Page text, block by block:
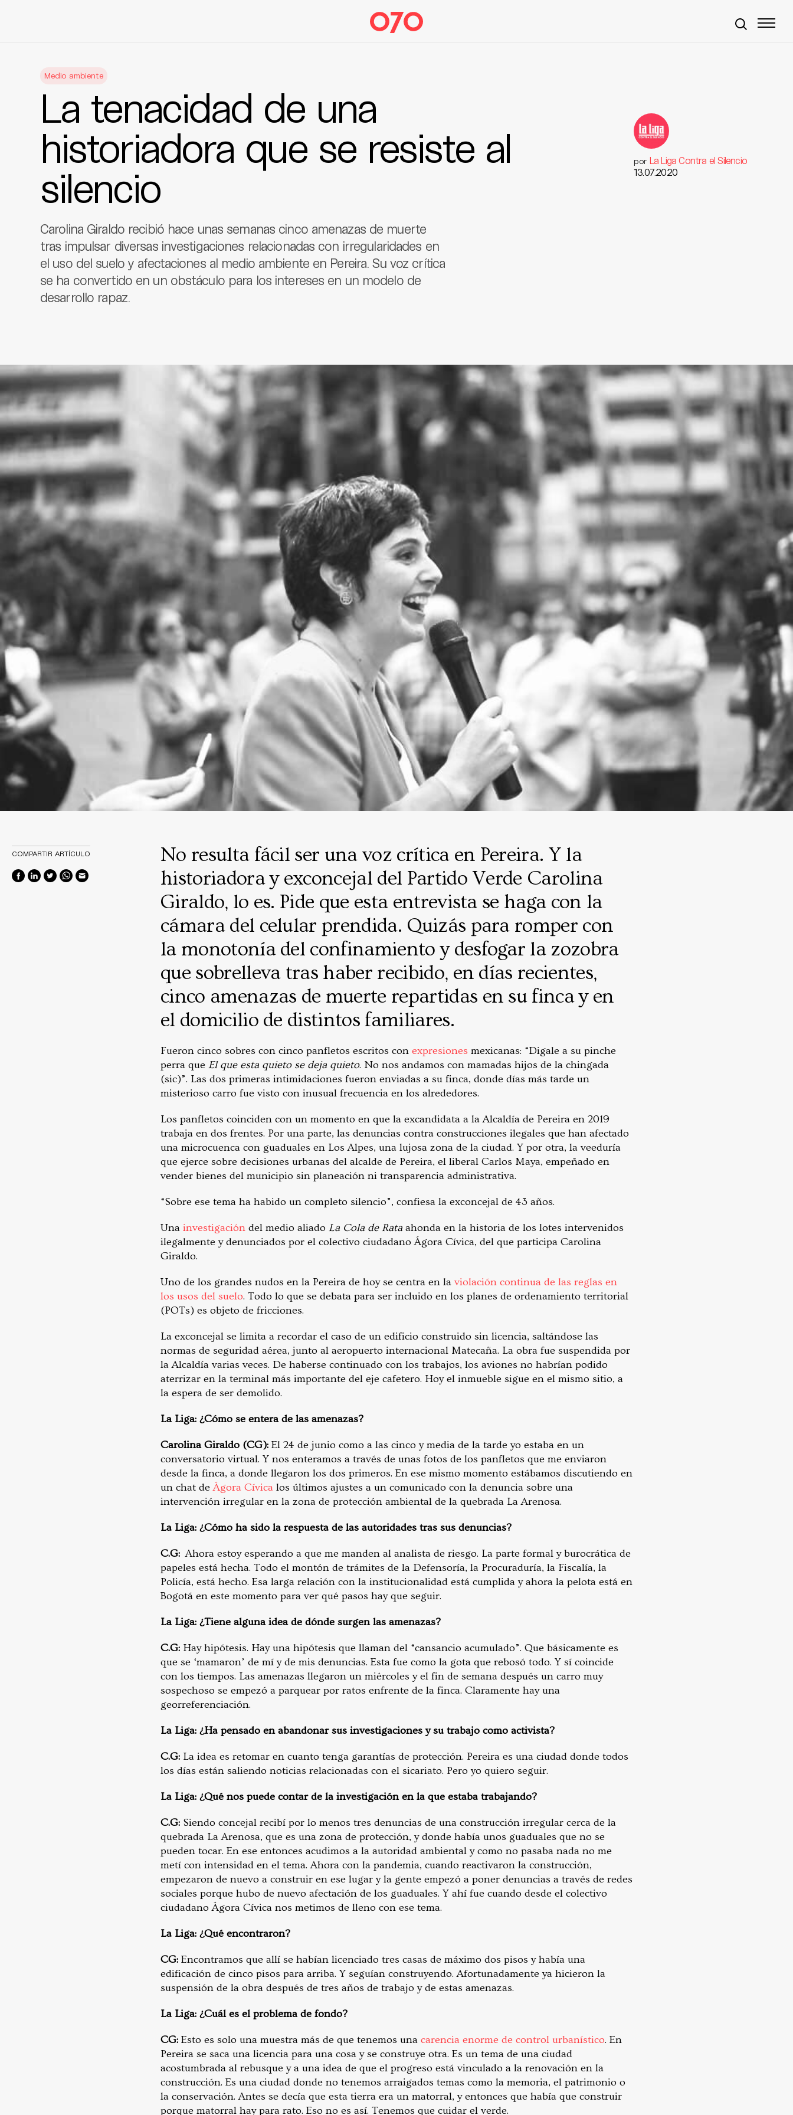
Medio ambiente
La tenacidad de una
historiadora que se resiste al
silencio
Carolina Giraldo recibió hace unas semanas cinco amenazas de muerte
tras impulsar diversas investigaciones relacionadas con irregularidades en
el uso del suelo y afectaciones al medio ambiente en Pereira. Su voz crítica
se ha convertido en un obstáculo para los intereses en un modelo de
desarrollo rapaz.
por La Liga Contra el Silencio
13.07.2020
No resulta fácil ser una voz crítica en Pereira. Y la
historiadora y exconcejal del Partido Verde Carolina
Giraldo, lo es. Pide que esta entrevista se haga con la
cámara del celular prendida. Quizás para romper con
la monotonía del confinamiento y desfogar la zozobra
que sobrelleva tras haber recibido, en días recientes,
cinco amenazas de muerte repartidas en su finca y en
el domicilio de distintos familiares.
Fueron cinco sobres con cinco panfletos escritos con expresiones mexicanas: “Digale a su pinche
perra que El que esta quieto se deja quieto. No nos andamos con mamadas hijos de la chingada
(sic)”. Las dos primeras intimidaciones fueron enviadas a su finca, donde días más tarde un
misterioso carro fue visto con inusual frecuencia en los alrededores.
Los panfletos coinciden con un momento en que la excandidata a la Alcaldía de Pereira en 2019
trabaja en dos frentes. Por una parte, las denuncias contra construcciones ilegales que han afectado
una microcuenca con guaduales en Los Alpes, una lujosa zona de la ciudad. Y por otra, la veeduría
que ejerce sobre decisiones urbanas del alcalde de Pereira, el liberal Carlos Maya, empeñado en
vender bienes del municipio sin planeación ni transparencia administrativa.
“Sobre ese tema ha habido un completo silencio”, confiesa la exconcejal de 43 años.
Una investigación del medio aliado La Cola de Rata ahonda en la historia de los lotes intervenidos
ilegalmente y denunciados por el colectivo ciudadano Ágora Cívica, del que participa Carolina
Giraldo.
Uno de los grandes nudos en la Pereira de hoy se centra en la violación continua de las reglas en
los usos del suelo. Todo lo que se debata para ser incluido en los planes de ordenamiento territorial
(POTs) es objeto de fricciones.
La exconcejal se limita a recordar el caso de un edificio construido sin licencia, saltándose las
normas de seguridad aérea, junto al aeropuerto internacional Matecaña. La obra fue suspendida por
la Alcaldía varias veces. De haberse continuado con los trabajos, los aviones no habrían podido
aterrizar en la terminal más importante del eje cafetero. Hoy el inmueble sigue en el mismo sitio, a
la espera de ser demolido.
La Liga: ¿Cómo se entera de las amenazas?
Carolina Giraldo (CG): El 24 de junio como a las cinco y media de la tarde yo estaba en un
conversatorio virtual. Y nos enteramos a través de unas fotos de los panfletos que me enviaron
desde la finca, a donde llegaron los dos primeros. En ese mismo momento estábamos discutiendo en
un chat deÁgora Cívica los últimos ajustes a un comunicado con la denuncia sobre una
intervención irregular en la zona de protección ambiental de la quebrada La Arenosa.
La Liga: ¿Cómo ha sido la respuesta de las autoridades tras sus denuncias?
C.G:Ahora estoy esperando a que me manden al analista de riesgo. La parte formal y burocrática de
papeles está hecha. Todo el montón de trámites de la Defensoría, la Procuraduría, la Fiscalía, la
Policía, está hecho. Esa larga relación con la institucionalidad está cumplida y ahora la pelota está en
Bogotá en este momento para ver qué pasos hay que seguir.
La Liga: ¿Tiene alguna idea de dónde surgen las amenazas?
C.G: Hay hipótesis. Hay una hipótesis que llaman del “cansancio acumulado”. Que básicamente es
que se ‘mamaron’ de mí y de mis denuncias. Esta fue como la gota que rebosó todo. Y sí coincide
con los tiempos. Las amenazas llegaron un miércoles y el fin de semana después un carro muy
sospechoso se empezó a parquear por ratos enfrente de la finca. Claramente hay una
georreferenciación.
La Liga: ¿Ha pensado en abandonar sus investigaciones y su trabajo como activista?
C.G: La idea es retomar en cuanto tenga garantías de protección. Pereira es una ciudad donde todos
los días están saliendo noticias relacionadas con el sicariato. Pero yo quiero seguir.
La Liga: ¿Qué nos puede contar de la investigación en la que estaba trabajando?
C.G: Siendo concejal recibí por lo menos tres denuncias de una construcción irregular cerca de la
quebrada La Arenosa, que es una zona de protección, y donde había unos guaduales que no se
pueden tocar. En ese entonces acudimos a la autoridad ambiental y como no pasaba nada no me
metí con intensidad en el tema. Ahora con la pandemia, cuando reactivaron la construcción,
empezaron de nuevo a construir en ese lugar y la gente empezó a poner denuncias a través de redes
sociales porque hubo de nuevo afectación de los guaduales. Y ahí fue cuando desde el colectivo
ciudadano Ágora Cívica nos metimos de lleno con ese tema.
La Liga: ¿Qué encontraron?
CG: Encontramos que allí se habían licenciado tres casas de máximo dos pisos y había una
edificación de cinco pisos para arriba. Y seguían construyendo. Afortunadamente ya hicieron la
suspensión de la obra después de tres años de trabajo y de estas amenazas.
La Liga: ¿Cuál es el problema de fondo?
CG: Esto es solo una muestra más de que tenemos una carencia enorme de control urbanístico. En
Pereira se saca una licencia para una cosa y se construye otra. Es un tema de una ciudad
acostumbrada al rebusque y a una idea de que el progreso está vinculado a la renovación en la
construcción. Es una ciudad donde no tenemos arraigados temas como la memoria, el patrimonio o
la conservación. Antes se decía que esta tierra era un matorral, y entonces que había que construir
porque matorral hay para rato. Eso no es así. Tenemos que cuidar el verde.
COMPARTIR ARTÍCULO